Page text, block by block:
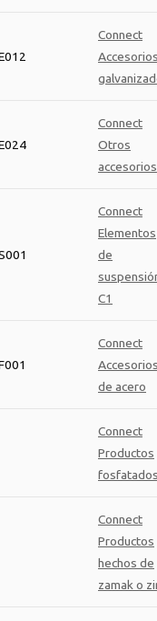
Connect
Accesorios
Connect
Otros
accesorios
Connect
Elementos
de
C1
Connect
Accesorios
de acero
Connect
Productos
fosfatados
Connect
Productos
hechos de
zamak o